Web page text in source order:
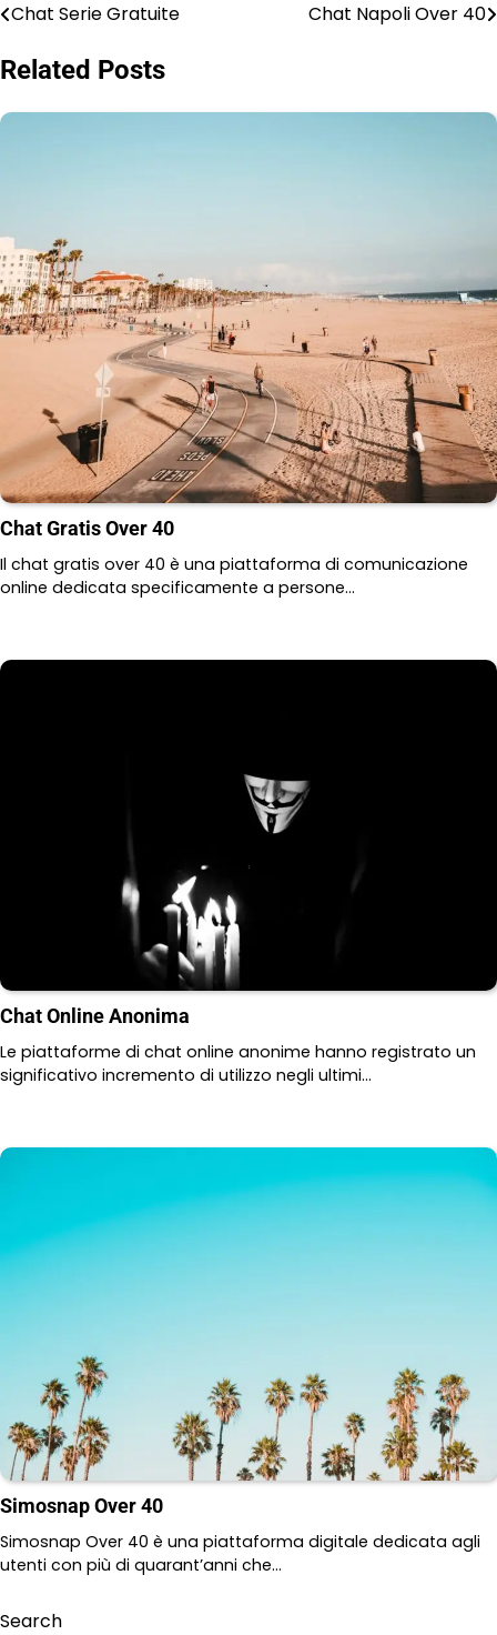
Post
navigation
Chat Serie Gratuite Chat Napoli Over 40
Related Posts
Chat Gratis Over 40
Il chat gratis over 40 è una piattaforma di comunicazione
online dedicata specificamente a persone…
Chat Online Anonima
Le piattaforme di chat online anonime hanno registrato un
significativo incremento di utilizzo negli ultimi…
Simosnap Over 40
Simosnap Over 40 è una piattaforma digitale dedicata agli
utenti con più di quarant’anni che…
Search